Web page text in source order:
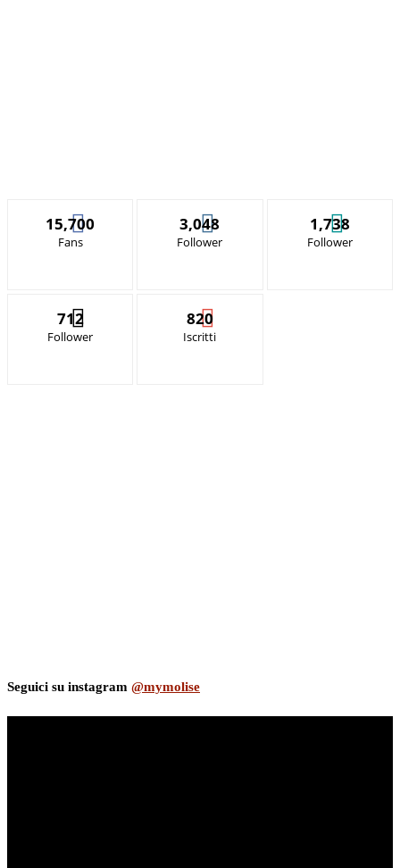
15,700
Fans
3,048
Follower
1,738
Follower
712
Follower
820
Iscritti
Seguici su instagram @mymolise